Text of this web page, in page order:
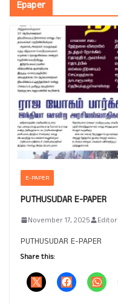
Epaper
E-PAPER
PUTHUSUDAR E-PAPER
November 17, 2025 Editor
PUTHUSUDAR E-PAPER
Share this: